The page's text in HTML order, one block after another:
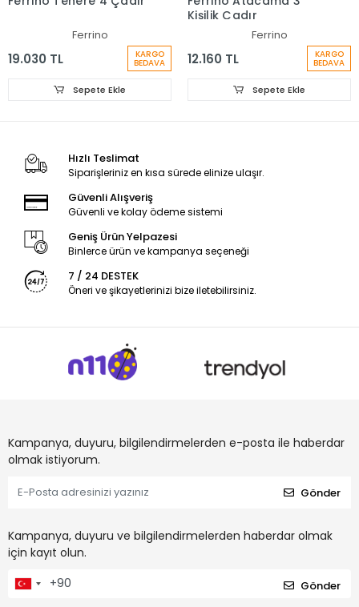
Ferrino
19.030 TL KARGO
BEDAVA
Sepete Ekle
Kişilik Çadır
Ferrino
12.160 TL KARGO
BEDAVA
Sepete Ekle
Hızlı Teslimat
Siparişleriniz en kısa sürede elinize ulaşır.
Güvenli Alışveriş
Güvenli ve kolay ödeme sistemi
Geniş Ürün Yelpazesi
Binlerce ürün ve kampanya seçeneği
7 / 24 DESTEK
Öneri ve şikayetlerinizi bize iletebilirsiniz.
Kampanya, duyuru, bilgilendirmelerden e-posta ile haberdar
olmak istiyorum.
Gönder
Kampanya, duyuru ve bilgilendirmelerden haberdar olmak
için kayıt olun.
Gönder